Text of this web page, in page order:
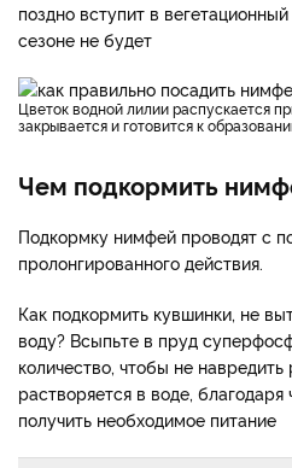
поздно вступит в
сезоне не будет
Цветок водной лилии распускается примерно на трое суток, затем –
закрывается и готовится к
Чем подкормить
Подкормку нимфей проводят с
пролонгированного действия.
Как подкормить кувшинки, не
воду? Всыпьте в пруд
количество, чтобы не
растворяется в воде,
получить необходимое питание